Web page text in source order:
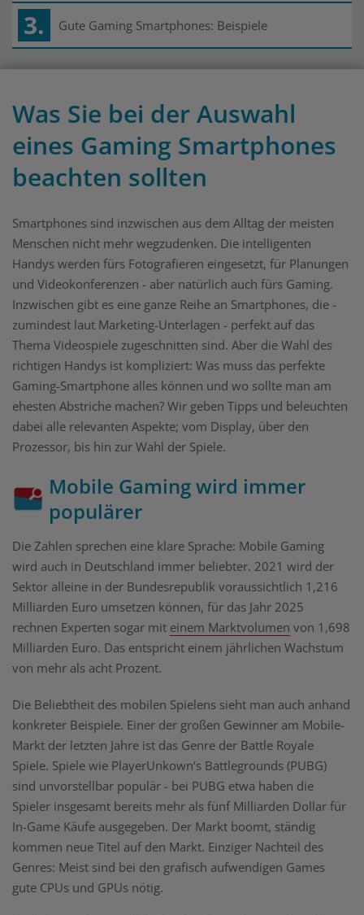
3. Gute Gaming Smartphones: Beispiele
Was Sie bei der Auswahl
eines Gaming Smartphones
beachten sollten
Smartphones sind inzwischen aus dem Alltag der meisten
Menschen nicht mehr wegzudenken. Die intelligenten
Handys werden fürs Fotografieren eingesetzt, für Planungen
und Videokonferenzen - aber natürlich auch fürs Gaming.
Inzwischen gibt es eine ganze Reihe an Smartphones, die -
zumindest laut Marketing-Unterlagen - perfekt auf das
Thema Videospiele zugeschnitten sind. Aber die Wahl des
richtigen Handys ist kompliziert: Was muss das perfekte
Gaming-Smartphone alles können und wo sollte man am
ehesten Abstriche machen? Wir geben Tipps und beleuchten
dabei alle relevanten Aspekte; vom Display, über den
Prozessor, bis hin zur Wahl der Spiele.
Mobile Gaming wird immer
populärer
Die Zahlen sprechen eine klare Sprache: Mobile Gaming
wird auch in Deutschland immer beliebter. 2021 wird der
Sektor alleine in der Bundesrepublik voraussichtlich 1,216
Milliarden Euro umsetzen können, für das Jahr 2025
rechnen Experten sogar mit einem Marktvolumen von 1,698
Milliarden Euro. Das entspricht einem jährlichen Wachstum
von mehr als acht Prozent.
Die Beliebtheit des mobilen Spielens sieht man auch anhand
konkreter Beispiele. Einer der großen Gewinner am Mobile-
Markt der letzten Jahre ist das Genre der Battle Royale
Spiele. Spiele wie PlayerUnkown‘s Battlegrounds (PUBG)
sind unvorstellbar populär - bei PUBG etwa haben die
Spieler insgesamt bereits mehr als fünf Milliarden Dollar für
In-Game Käufe ausgegeben. Der Markt boomt, ständig
kommen neue Titel auf den Markt. Einziger Nachteil des
Genres: Meist sind bei den grafisch aufwendigen Games
gute CPUs und GPUs nötig.